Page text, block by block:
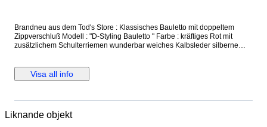
Brandneu aus dem Tod's Store : Klassisches Bauletto mit doppeltem
Zippverschluß Modell : "D-Styling Bauletto " Farbe : kräftiges Rot mit
zusätzlichem Schulterriemen wunderbar weiches Kalbsleder silberne
Dustbag versicherter Versand mit der österreichischen Post
Visa all info
Liknande objekt